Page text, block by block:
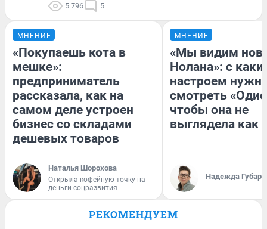
5 796 5
МНЕНИЕ
«Покупаешь кота в
мешке»:
предприниматель
рассказала, как на
самом деле устроен
бизнес со складами
дешевых товаров
Наталья Шорохова
Открыла кофейную точку на
деньги соцразвития
МНЕНИЕ
«Мы видим
Нолана»: с
настроем
смотреть
чтобы она не
выглядела как
Надежда Губарь
РЕКОМЕНДУЕМ